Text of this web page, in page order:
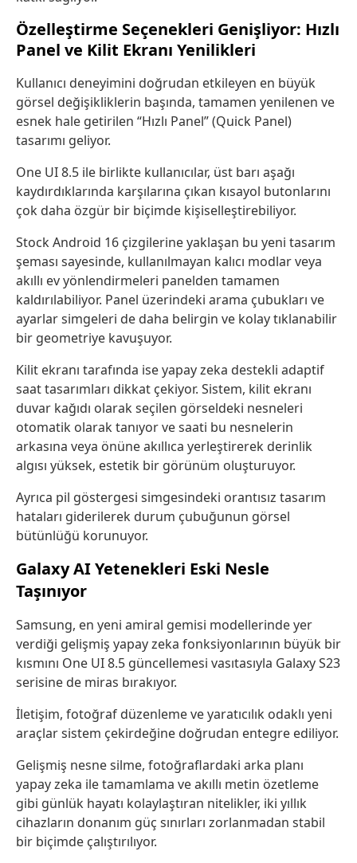
Özelleştirme Seçenekleri Genişliyor: Hızlı
Panel ve Kilit Ekranı Yenilikleri
Kullanıcı deneyimini doğrudan etkileyen en büyük
görsel değişikliklerin başında, tamamen yenilenen ve
esnek hale getirilen “Hızlı Panel” (Quick Panel)
tasarımı geliyor.
One UI 8.5 ile birlikte kullanıcılar, üst barı aşağı
kaydırdıklarında karşılarına çıkan kısayol butonlarını
çok daha özgür bir biçimde kişiselleştirebiliyor.
Stock Android 16 çizgilerine yaklaşan bu yeni tasarım
şeması sayesinde, kullanılmayan kalıcı modlar veya
akıllı ev yönlendirmeleri panelden tamamen
kaldırılabiliyor. Panel üzerindeki arama çubukları ve
ayarlar simgeleri de daha belirgin ve kolay tıklanabilir
bir geometriye kavuşuyor.
Kilit ekranı tarafında ise yapay zeka destekli adaptif
saat tasarımları dikkat çekiyor. Sistem, kilit ekranı
duvar kağıdı olarak seçilen görseldeki nesneleri
otomatik olarak tanıyor ve saati bu nesnelerin
arkasına veya önüne akıllıca yerleştirerek derinlik
algısı yüksek, estetik bir görünüm oluşturuyor.
Ayrıca pil göstergesi simgesindeki orantısız tasarım
hataları giderilerek durum çubuğunun görsel
bütünlüğü korunuyor.
Galaxy AI Yetenekleri Eski Nesle
Taşınıyor
Samsung, en yeni amiral gemisi modellerinde yer
verdiği gelişmiş yapay zeka fonksiyonlarının büyük bir
kısmını One UI 8.5 güncellemesi vasıtasıyla Galaxy S23
serisine de miras bırakıyor.
İletişim, fotoğraf düzenleme ve yaratıcılık odaklı yeni
araçlar sistem çekirdeğine doğrudan entegre ediliyor.
Gelişmiş nesne silme, fotoğraflardaki arka planı
yapay zeka ile tamamlama ve akıllı metin özetleme
gibi günlük hayatı kolaylaştıran nitelikler, iki yıllık
cihazların donanım güç sınırları zorlanmadan stabil
bir biçimde çalıştırılıyor.